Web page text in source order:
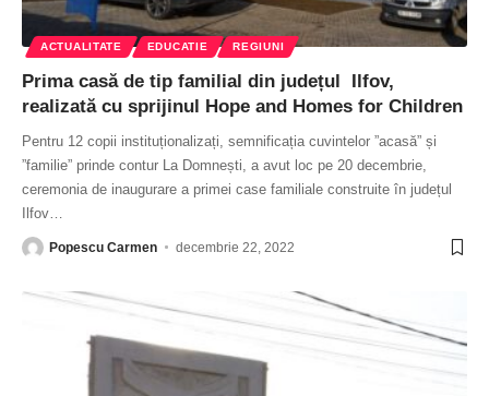
ACTUALITATE EDUCATIE REGIUNI
Prima casă de tip familial din județul Ilfov,
realizată cu sprijinul Hope and Homes for Children
Pentru 12 copii instituționalizați, semnificația cuvintelor ”acasă” și
”familie” prinde contur La Domnești, a avut loc pe 20 decembrie,
ceremonia de inaugurare a primei case familiale construite în județul
Ilfov
Popescu Carmen decembrie 22, 2022